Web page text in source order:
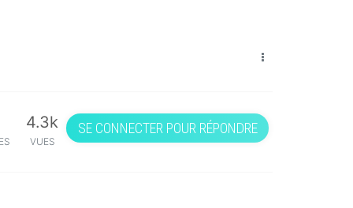
4.3k
VUES
SE CONNECTER POUR RÉPONDRE